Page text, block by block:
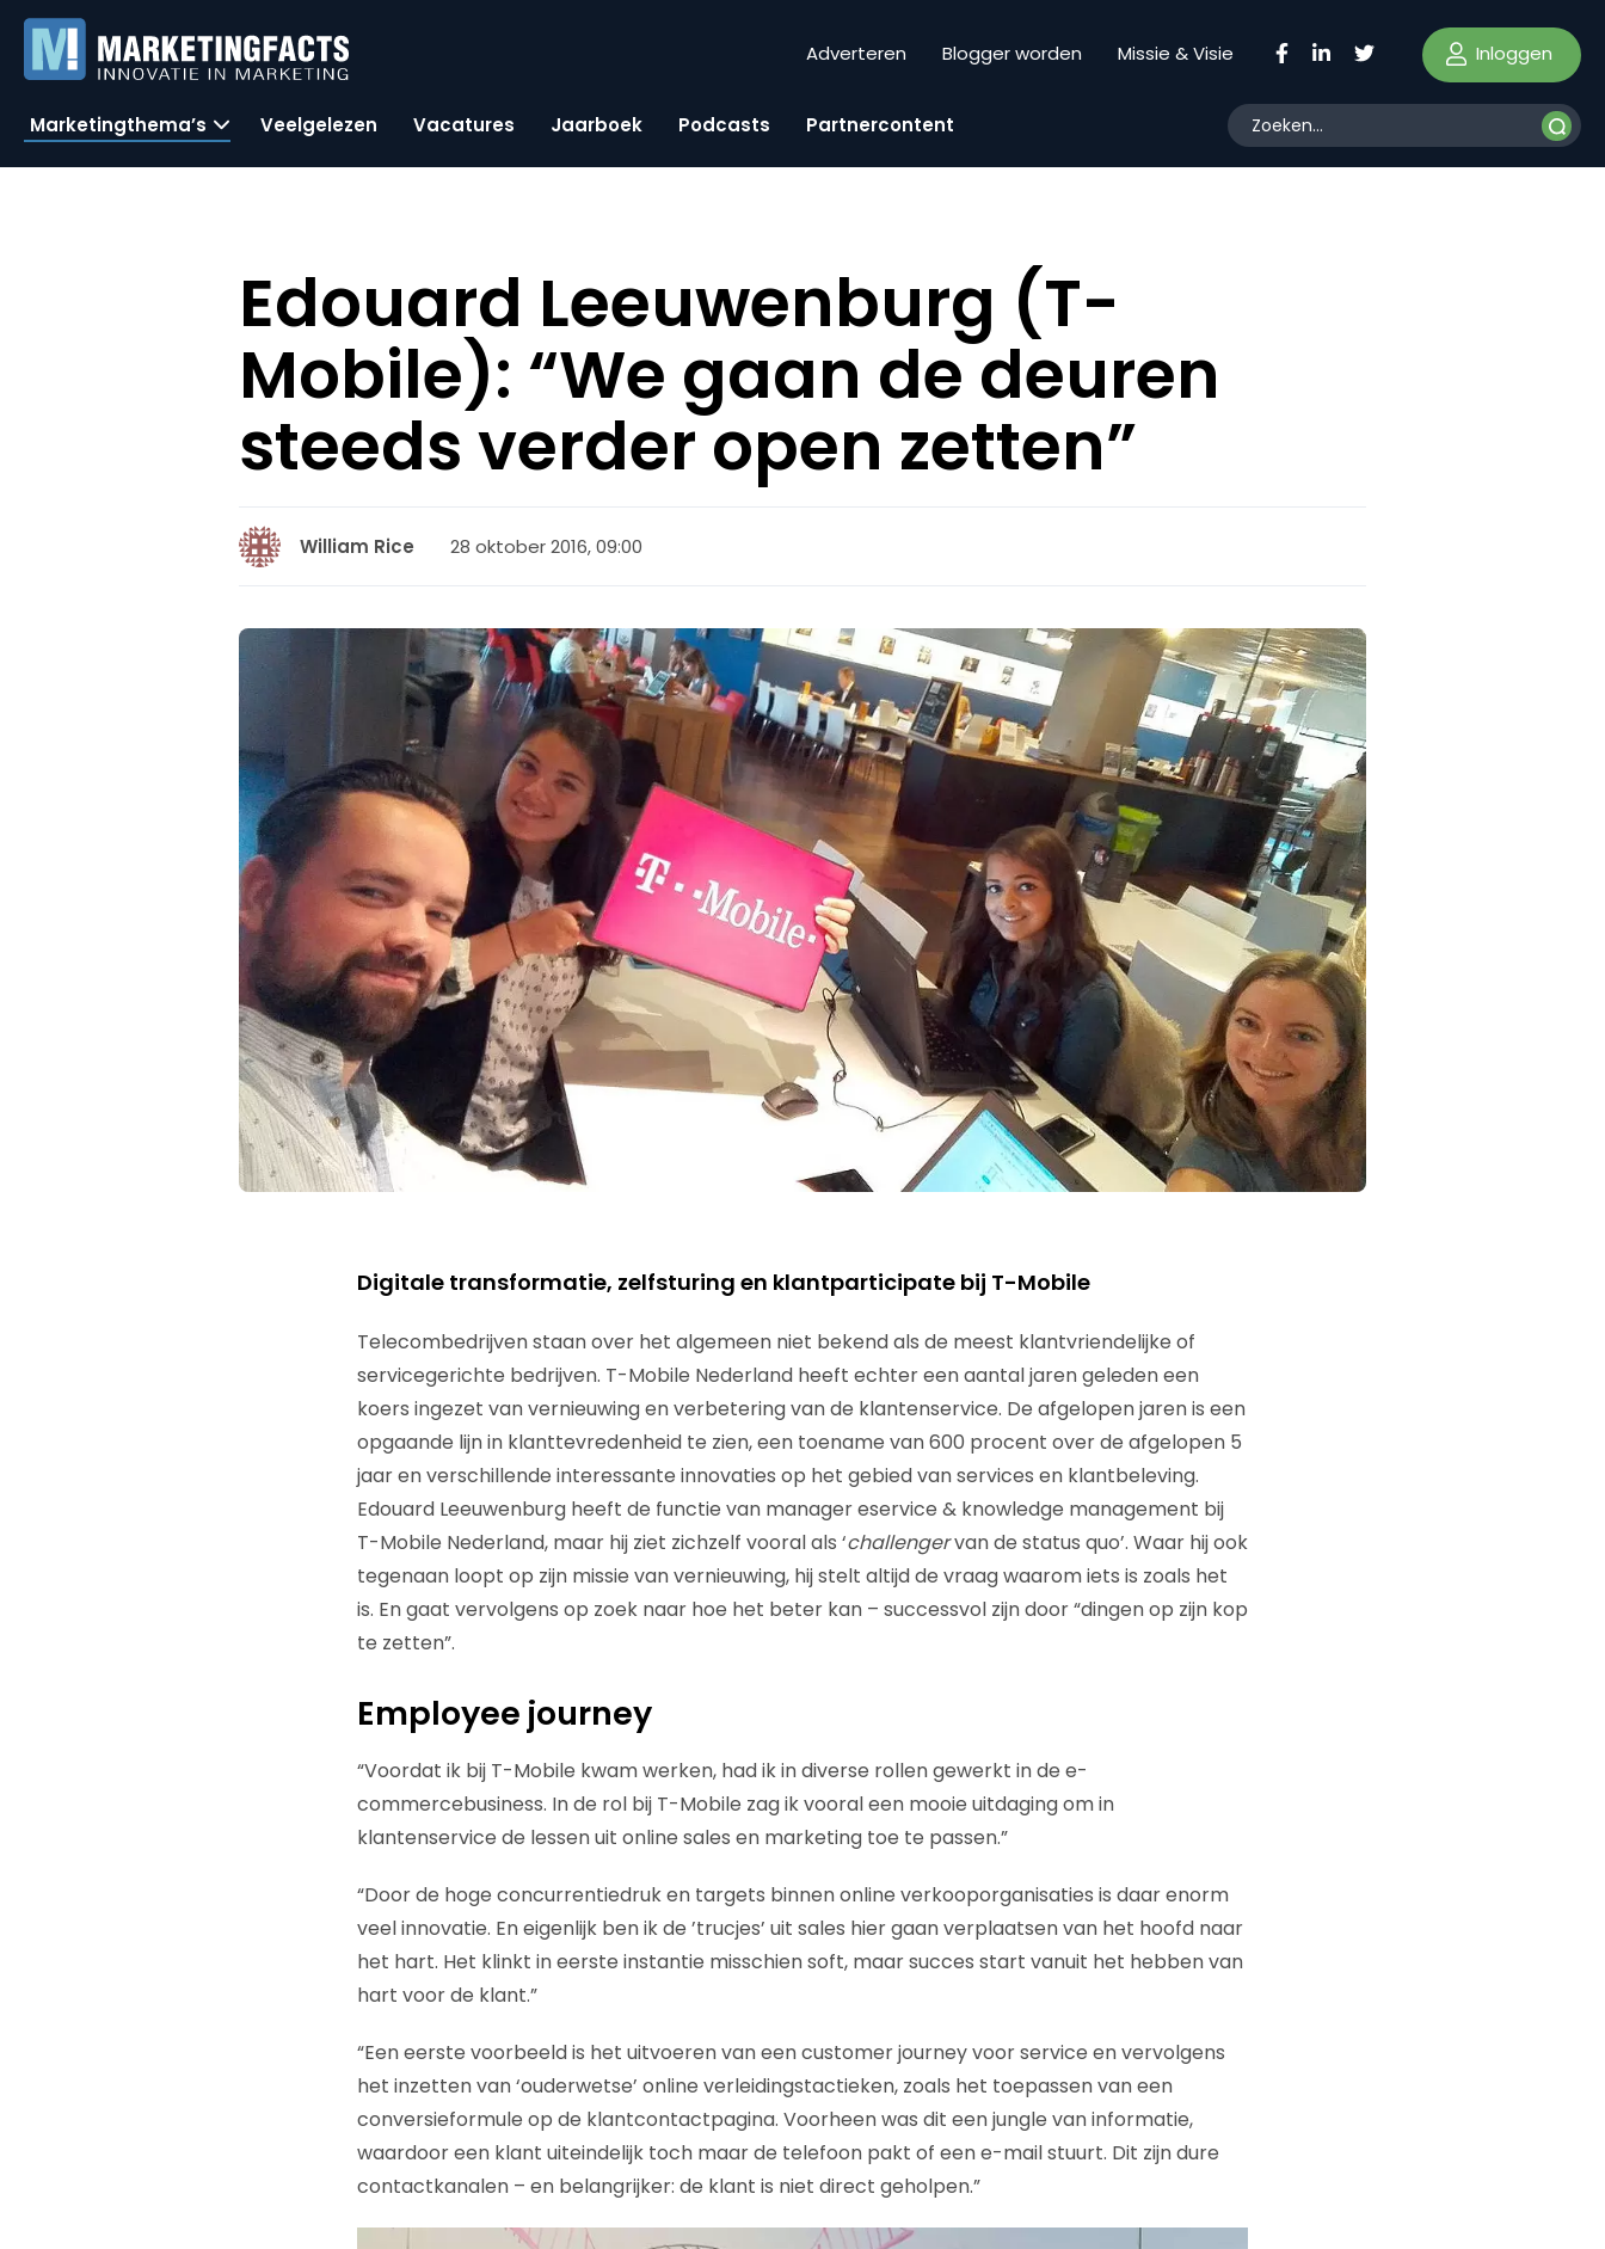
Adverteren Blogger worden Missie & Visie Inloggen
Marketingthema’s Veelgelezen Vacatures Jaarboek Podcasts Partnercontent
Edouard Leeuwenburg (T-
Mobile): “We gaan de deuren
steeds verder open zetten”
William Rice 28 oktober 2016, 09:00
Digitale transformatie, zelfsturing en klantparticipate bij T-Mobile
Telecombedrijven staan over het algemeen niet bekend als de meest klantvriendelijke of
servicegerichte bedrijven. T-Mobile Nederland heeft echter een aantal jaren geleden een
koers ingezet van vernieuwing en verbetering van de klantenservice. De afgelopen jaren is een
opgaande lijn in klanttevredenheid te zien, een toename van 600 procent over de afgelopen 5
jaar en verschillende interessante innovaties op het gebied van services en klantbeleving.
Edouard Leeuwenburg heeft de functie van manager eservice & knowledge management bij
T-Mobile Nederland, maar hij ziet zichzelf vooral als ‘challengervan de status quo’. Waar hij ook
tegenaan loopt op zijn missie van vernieuwing, hij stelt altijd de vraag waarom iets is zoals het
is. En gaat vervolgens op zoek naar hoe het beter kan – successvol zijn door “dingen op zijn kop
te zetten”.
Employee journey
“Voordat ik bij T-Mobile kwam werken, had ik in diverse rollen gewerkt in de e-
commercebusiness. In de rol bij T-Mobile zag ik vooral een mooie uitdaging om in
klantenservice de lessen uit online sales en marketing toe te passen.”
“Door de hoge concurrentiedruk en targets binnen online verkooporganisaties is daar enorm
veel innovatie. En eigenlijk ben ik de ’trucjes’ uit sales hier gaan verplaatsen van het hoofd naar
het hart. Het klinkt in eerste instantie misschien soft, maar succes start vanuit het hebben van
hart voor de klant.”
“Een eerste voorbeeld is het uitvoeren van een customer journey voor service en vervolgens
het inzetten van ‘ouderwetse’ online verleidingstactieken, zoals het toepassen van een
conversieformule op de klantcontactpagina. Voorheen was dit een jungle van informatie,
waardoor een klant uiteindelijk toch maar de telefoon pakt of een e-mail stuurt. Dit zijn dure
contactkanalen – en belangrijker: de klant is niet direct geholpen.”